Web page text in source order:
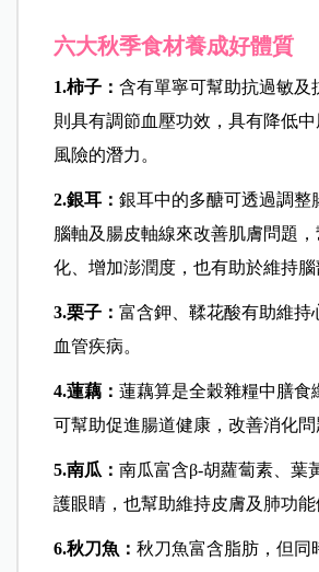
六大秋季食材養成好體質
1.柿子：含有單寧可幫助抗過敏及
則具有調節血壓功效，具有降低
風險的潛力。
2.銀耳：銀耳中的多醣可透過調整
腦軸及腸皮軸線來改善肌膚問題
化、增加澎潤度，也有助於維持腦
3.栗子：富含鉀、鞣花酸有助維持
血管疾病。
4.蓮藕：蓮藕算是全穀雜糧中膳食
可幫助促進腸道健康，改善消化問
5.南瓜：南瓜富含β-胡蘿蔔素、葉
護眼睛，也幫助維持皮膚及肺功能
6.秋刀魚：秋刀魚富含脂肪，但同